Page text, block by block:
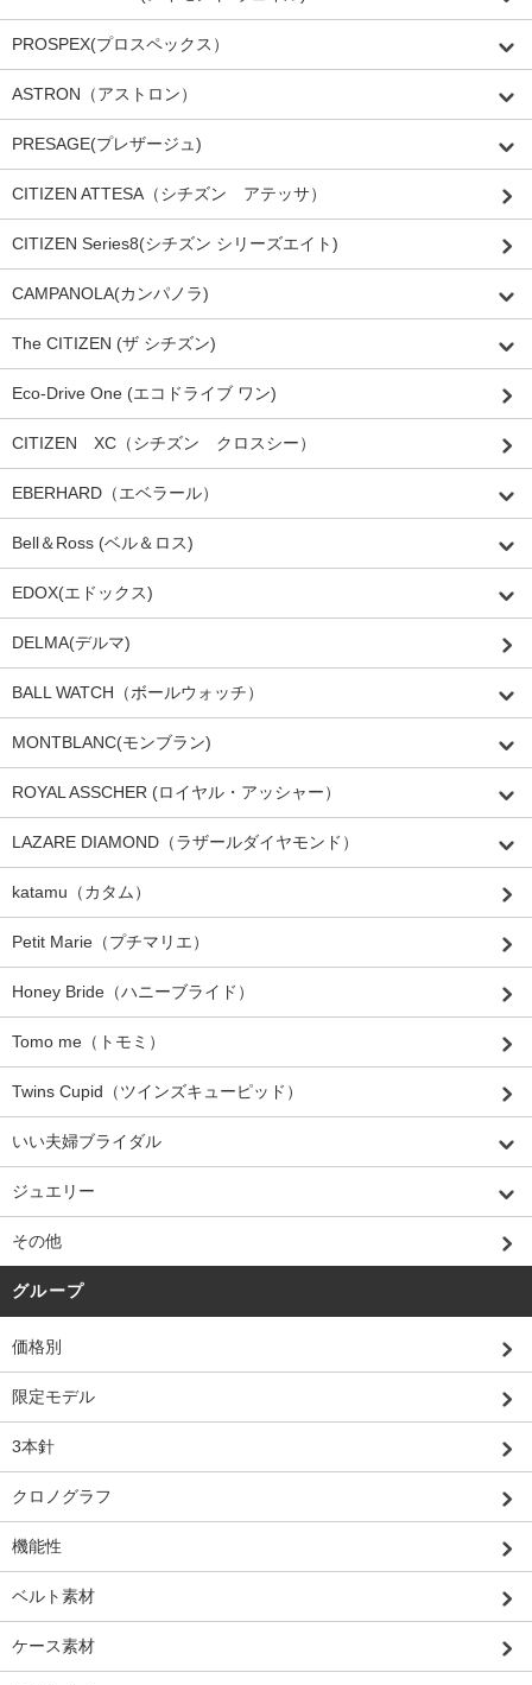
PROSPEX(プロスペックス）
ASTRON（アストロン）
PRESAGE(プレザージュ)
CITIZEN ATTESA（シチズン アテッサ）
CITIZEN Series8(シチズン シリーズエイト)
CAMPANOLA(カンパノラ)
The CITIZEN (ザ シチズン)
Eco-Drive One (エコドライブ ワン)
CITIZEN XC（シチズン クロスシー）
EBERHARD（エベラール）
Bell＆Ross (ベル＆ロス)
EDOX(エドックス)
DELMA(デルマ)
BALL WATCH（ボールウォッチ）
MONTBLANC(モンブラン)
ROYAL ASSCHER (ロイヤル・アッシャー）
LAZARE DIAMOND（ラザールダイヤモンド）
katamu（カタム）
Petit Marie（プチマリエ）
Honey Bride（ハニーブライド）
Tomo me（トモミ）
Twins Cupid（ツインズキューピッド）
いい夫婦ブライダル
ジュエリー
その他
グループ
価格別
限定モデル
3本針
クロノグラフ
機能性
ベルト素材
ケース素材